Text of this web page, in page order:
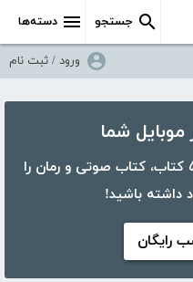
دسته‌ها جستجو
ورود / ثبت نام
با اپلیکیشن کتابراه، بیش از ۵۰،۰۰۰ کتاب، کتاب صوتی و رمان را
داشته باشید!
رایگان